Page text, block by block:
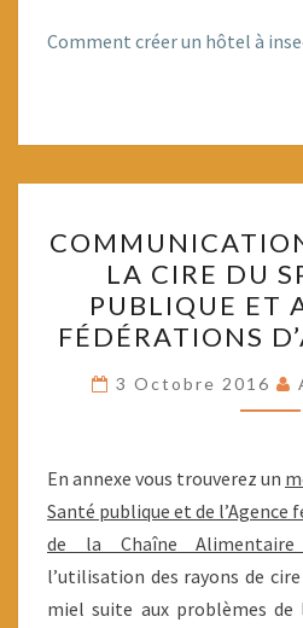
Comment créer un hôtel à
À
LA
DU
SPF
ET
LA CIRE DU
PUBLIQUE ET
FÉDÉRATIONS
3 Octobre 2016
En annexe vous trouverez un
Santé publique et de l’Agence
de la Chaîne Alimentaire
l’utilisation des rayons de
miel suite aux problèmes